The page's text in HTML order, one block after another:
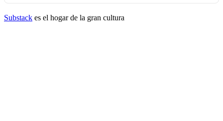
Substack es el hogar de la gran cultura